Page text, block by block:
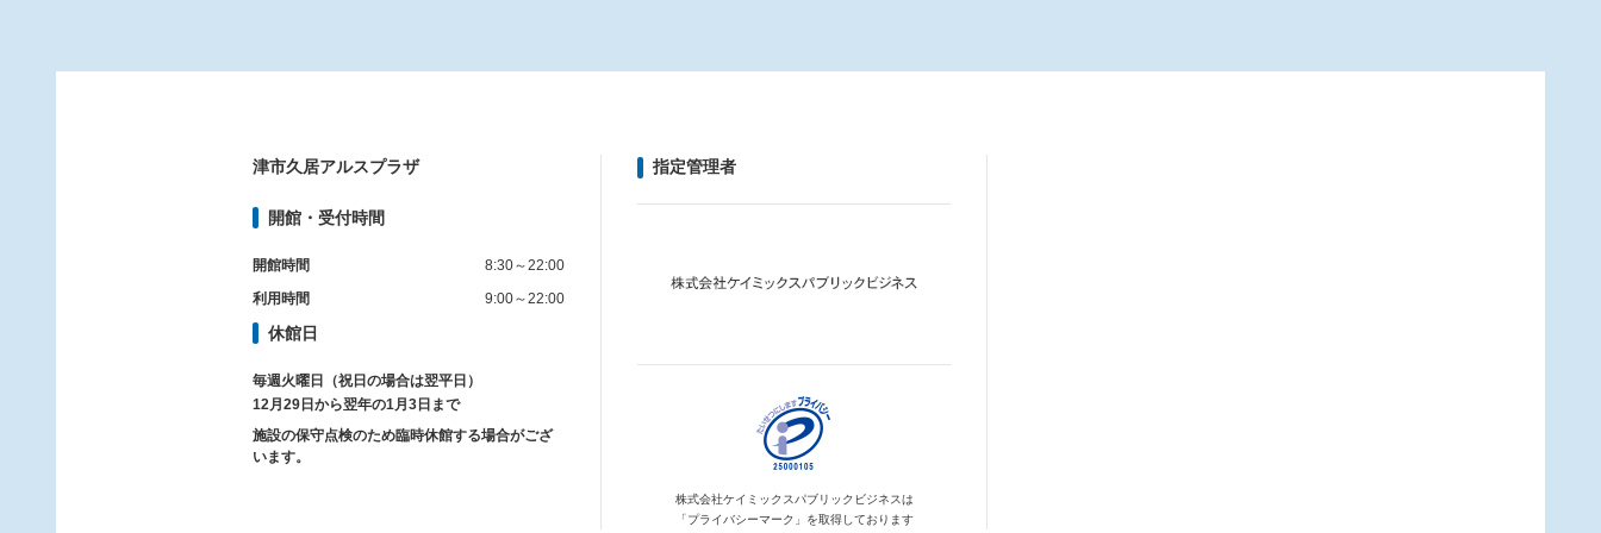
津市久居アルスプラザ
開館・受付時間
開館時間
8:30～22:00
利用時間
9:00～22:00
休館日
毎週火曜日（祝日の場合は翌平日）
12月29日から翌年の1月3日まで
施設の保守点検のため臨時休館する場合がござ
います。
指定管理者
株式会社ケイミックスパブリックビジネスは
「プライバシーマーク」を取得しております